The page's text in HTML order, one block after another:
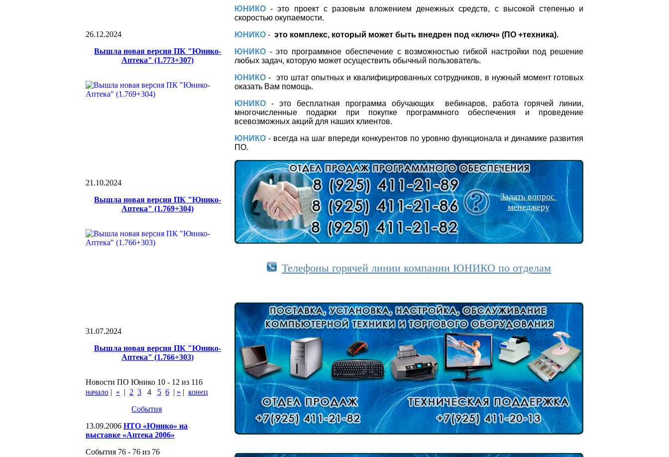
26.12.2024
Вышла новая версия ПК "Юнико-
Аптека" (1.773+307)
21.10.2024
Вышла новая версия ПК "Юнико-
Аптека" (1.769+304)
31.07.2024
Вышла новая версия ПК "Юнико-
Аптека" (1.766+303)
Новости ПО Юнико 10 - 12 из 116
начало | « | 2 3 4 5 6 | » | конец
События
13.09.2006 НТО «Юнико» на
выставке «Аптека 2006»
События 76 - 76 из 76
ЮНИКО - это проект с разовым вложением денежных средств, с высокой степенью и
скоростью окупаемости.
ЮНИКО - это комплекс, который может быть внедрен под «ключ» (ПО +техника).
ЮНИКО - это программное обеспечение с возможностью гибкой настройки под решение
любых задач, которую может осуществить обычный пользователь.
ЮНИКО -
это штат опытных и квалифицированных сотрудников, в нужный момент готовых
оказать Вам помощь.
ЮНИКО - это бесплатная программа обучающих
вебинаров, работа горячей линии,
многочисленные подарки при покупке программного обеспечения и проведение
всевозможных акций для наших клиентов.
ЮНИКО - всегда на шаг впереди конкурентов по уровню функционала и динамике развития
ПО.
Задать вопрос
менеджеру
Телефоны горячей линии компании ЮНИКО по отделам